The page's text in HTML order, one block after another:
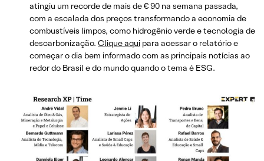
atingiu um recorde de mais de € 90 na semana passada,
com a escalada dos preços transformando a economia de
combustíveis limpos, como hidrogênio verde e tecnologia de
descarbonização. Clique aqui para acessar o relatório e
começar o dia bem informado com as principais notícias ao
redor do Brasil e do mundo quando o tema é ESG.